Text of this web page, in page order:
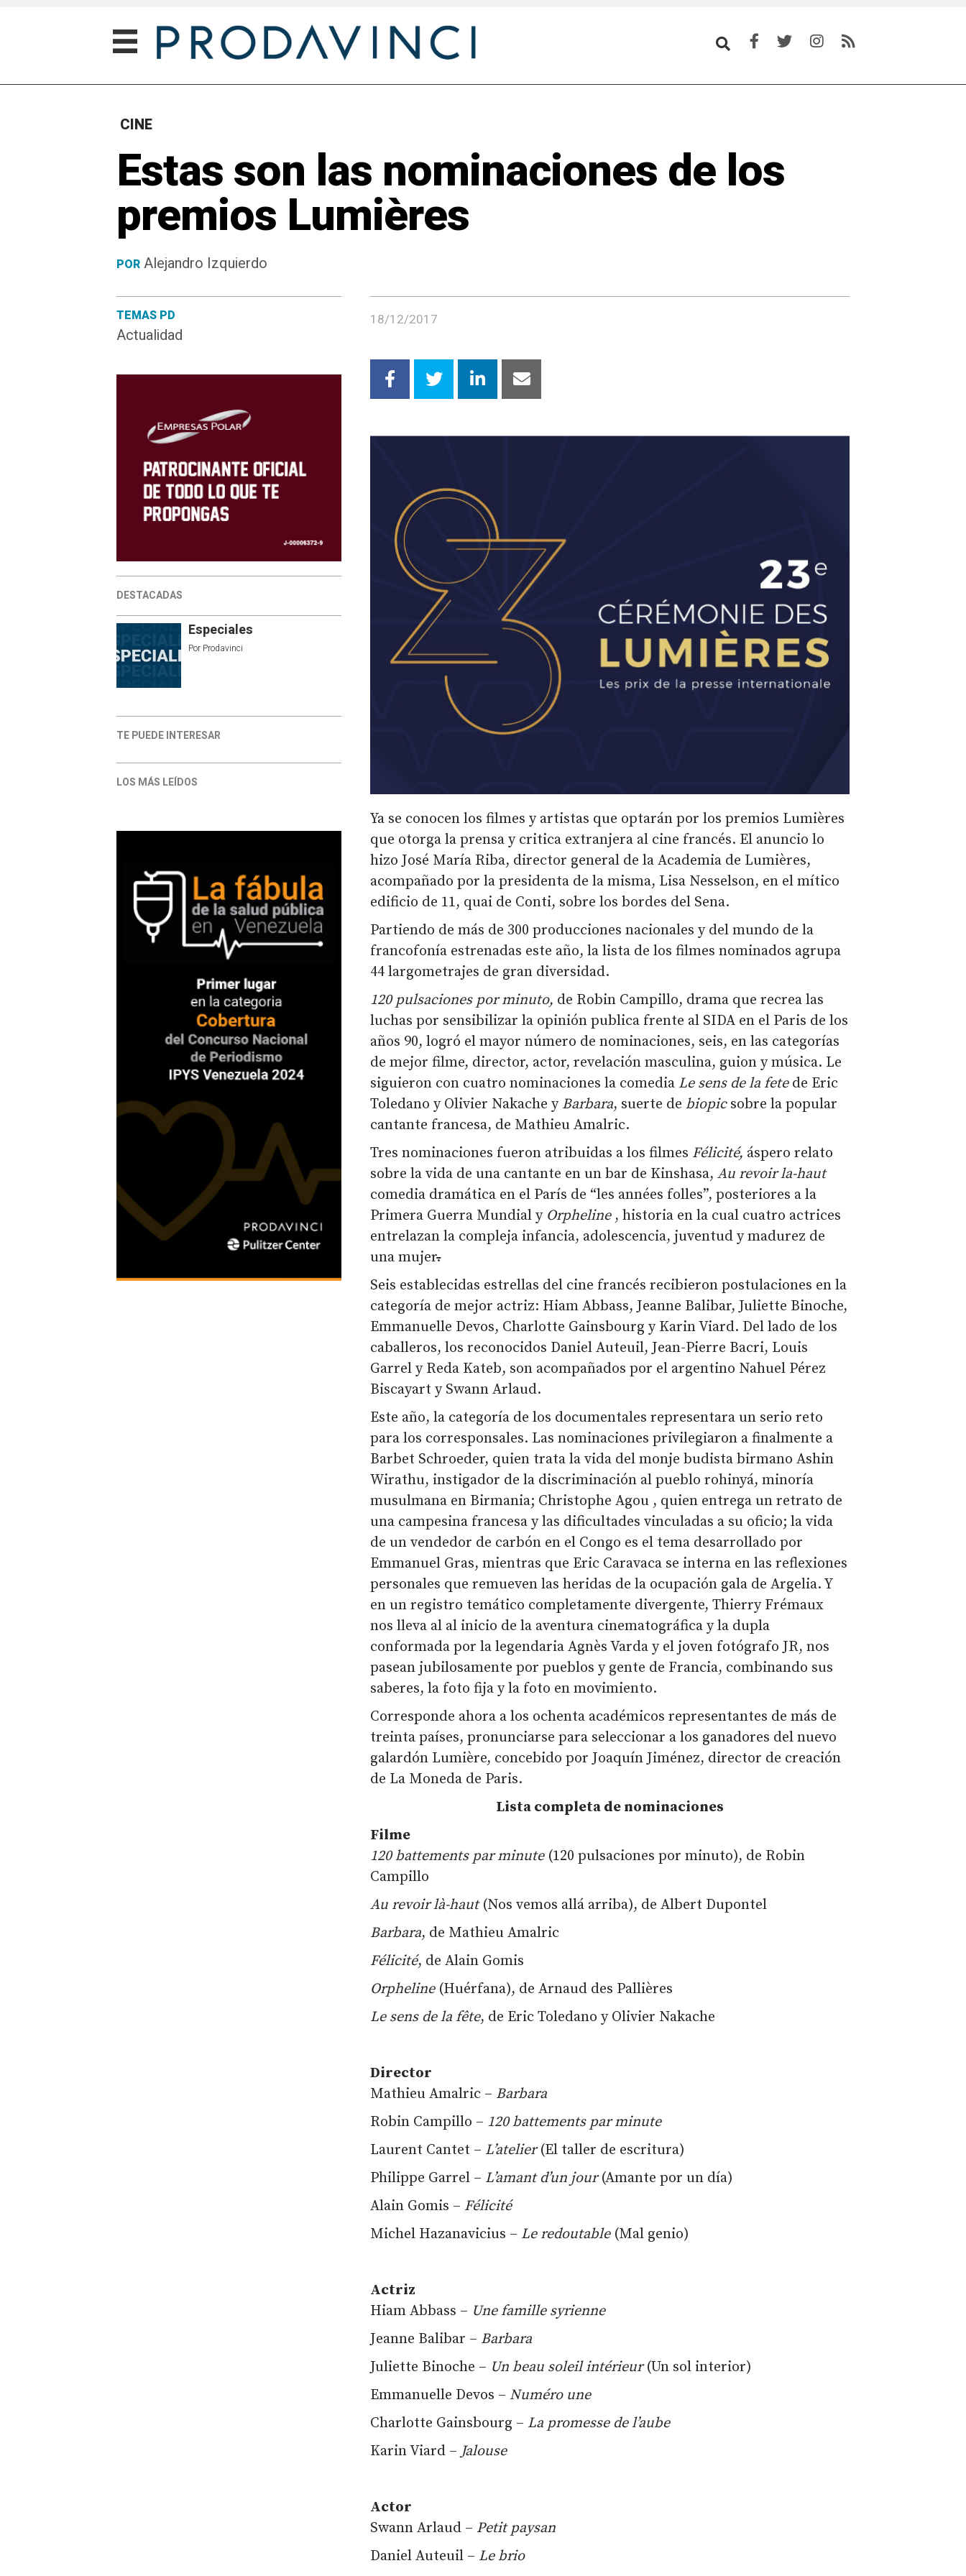
CINE
Estas son las nominaciones de los
premios Lumières
POR Alejandro Izquierdo
TEMAS PD
Actualidad
DESTACADAS
Especiales
Por Prodavinci
TE PUEDE INTERESAR
LOS MÁS LEÍDOS
18/12/2017
Ya se conocen los filmes y artistas que optarán por los premios Lumières
que otorga la prensa y critica extranjera al cine francés. El anuncio lo
hizo José María Riba, director general de la Academia de Lumières,
acompañado por la presidenta de la misma, Lisa Nesselson, en el mítico
edificio de 11, quai de Conti, sobre los bordes del Sena.
Partiendo de más de 300 producciones nacionales y del mundo de la
francofonía estrenadas este año, la lista de los filmes nominados agrupa
44 largometrajes de gran diversidad.
120 pulsaciones por minuto, de Robin Campillo, drama que recrea las
luchas por sensibilizar la opinión publica frente al SIDA en el Paris de los
años 90, logró el mayor número de nominaciones, seis, en las categorías
de mejor filme, director, actor, revelación masculina, guion y música. Le
siguieron con cuatro nominaciones la comedia Le sens de la fetede Eric
Toledano y Olivier Nakache y Barbara, suerte debiopicsobre la popular
cantante francesa, de Mathieu Amalric.
Tres nominaciones fueron atribuidas a los filmes Félicité,áspero relato
sobre la vida de una cantante en un bar de Kinshasa,Au revoir la-haut
comedia dramática en el París de “les années folles”, posteriores a la
Primera Guerra Mundial y Orpheline , historia en la cual cuatro actrices
entrelazan la compleja infancia, adolescencia, juventud y madurez de
una mujer.
Seis establecidas estrellas del cine francés recibieron postulaciones en la
categoría de mejor actriz: Hiam Abbass, Jeanne Balibar, Juliette Binoche,
Emmanuelle Devos, Charlotte Gainsbourg y Karin Viard. Del lado de los
caballeros, los reconocidos Daniel Auteuil, Jean-Pierre Bacri, Louis
Garrel y Reda Kateb, son acompañados por el argentino Nahuel Pérez
Biscayart y Swann Arlaud.
Este año, la categoría de los documentales representara un serio reto
para los corresponsales. Las nominaciones privilegiaron a finalmente a
Barbet Schroeder, quien trata la vida del monje budista birmano Ashin
Wirathu, instigador de la discriminación al pueblo rohinyá, minoría
musulmana en Birmania; Christophe Agou , quien entrega un retrato de
una campesina francesa y las dificultades vinculadas a su oficio; la vida
de un vendedor de carbón en el Congo es el tema desarrollado por
Emmanuel Gras, mientras que Eric Caravaca se interna en las reflexiones
personales que remueven las heridas de la ocupación gala de Argelia. Y
en un registro temático completamente divergente, Thierry Frémaux
nos lleva al al inicio de la aventura cinematográfica y la dupla
conformada por la legendaria Agnès Varda y el joven fotógrafo JR, nos
pasean jubilosamente por pueblos y gente de Francia, combinando sus
saberes, la foto fija y la foto en movimiento.
Corresponde ahora a los ochenta académicos representantes de más de
treinta países, pronunciarse para seleccionar a los ganadores del nuevo
galardón Lumière, concebido por Joaquín Jiménez, director de creación
de La Moneda de Paris.
Lista completa de nominaciones
Filme
120 battements par minute(120 pulsaciones por minuto), de Robin
Campillo
Au revoir là-haut(Nos vemos allá arriba), de Albert Dupontel
Barbara, de Mathieu Amalric
Félicité, de Alain Gomis
Orpheline(Huérfana), de Arnaud des Pallières
Le sens de la fête, de Eric Toledano y Olivier Nakache
Director
Mathieu Amalric – Barbara
Robin Campillo – 120 battements par minute
Laurent Cantet – L’atelier(El taller de escritura)
Philippe Garrel – L’amant d’un jour(Amante por un día)
Alain Gomis – Félicité
Michel Hazanavicius – Le redoutable(Mal genio)
Actriz
Hiam Abbass – Une famille syrienne
Jeanne Balibar – Barbara
Juliette Binoche – Un beau soleil intérieur(Un sol interior)
Emmanuelle Devos – Numéro une
Charlotte Gainsbourg – La promesse de l’aube
Karin Viard – Jalouse
Actor
Swann Arlaud – Petit paysan
Daniel Auteuil – Le brio